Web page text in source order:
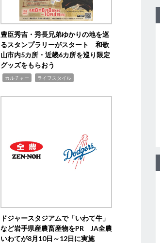
豊臣秀吉・秀長兄弟ゆかりの地を巡
るスタンプラリーがスタート 和歌
山市内5カ所・近畿6カ所を巡り限定
グッズをもらおう
カルチャー ライフスタイル
ドジャースタジアムで「いわて牛」
など岩手県産農畜産物をPR JA全農
いわてが8月10日～12日に実施